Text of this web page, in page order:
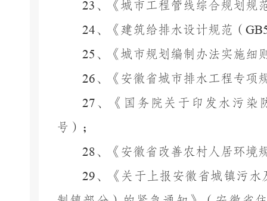
23 、《城市工程管线综合规划规
24、《建筑给排水设计规范（
25 、《城市规划编制办法实施细
26、《安徽省城市排水工程专项
27 、《国务院关于印发水污染
号）；
28、《安徽省改善农村人居环境
29、《关于上报安徽省城镇污